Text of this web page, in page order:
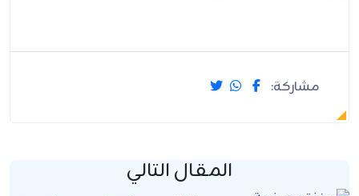
مشاركة:
المقال التالي